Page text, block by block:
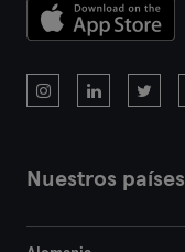
Nuestros países